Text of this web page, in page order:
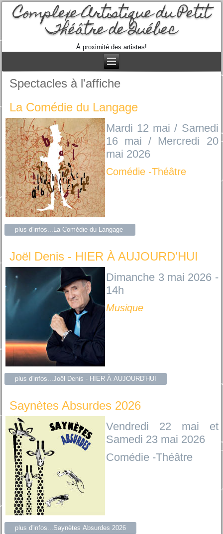
Complexe Artistique du Petit
Théâtre de Québec
À proximité des artistes!
Spectacles à l'affiche
La Comédie du Langage
Mardi 12 mai / Samedi
16 mai / Mercredi 20
mai 2026
Comédie -Théâtre
plus d'infos...La Comédie du Langage
Joël Denis - HIER À AUJOURD'HUI
Dimanche 3 mai 2026 -
14h
Musique
plus d'infos...Joël Denis - HIER À AUJOURD'HUI
Saynètes Absurdes 2026
Vendredi 22 mai et
Samedi 23 mai 2026
Comédie -Théâtre
plus d'infos...Saynètes Absurdes 2026